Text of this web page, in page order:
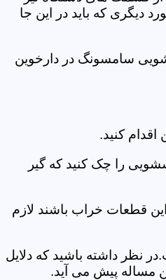
دیگری که باید در این جا
سامسونگ در دارخوین
کنید.
را چک کنید که گیر
قطعات خراب باشند لازم
نظر داشته باشید که دلایل
مساله پیش می آید.